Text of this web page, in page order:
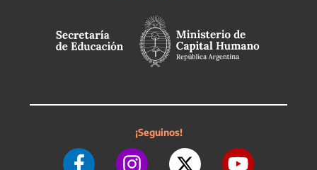
¡Seguinos!